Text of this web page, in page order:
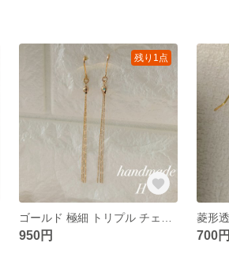
残り1点
950円 700円